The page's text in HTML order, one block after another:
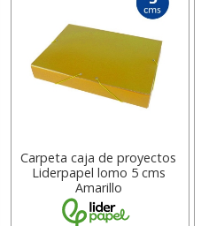
Carpeta caja de proyectos
Liderpapel lomo 5 cms
Amarillo